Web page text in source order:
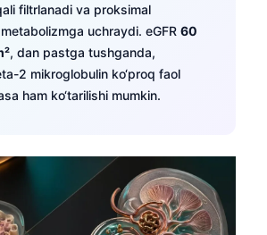
filtrlanadi va proksimal
uchraydi. eGFR 60
, dan pastga tushganda,
2 mikroglobulin ko‘proq faol
ham ko‘tarilishi mumkin.